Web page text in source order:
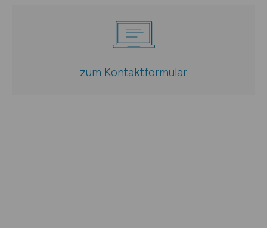
zum Kontaktformular